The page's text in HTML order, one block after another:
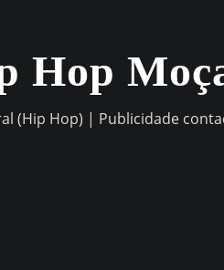
Hop
(Hip Hop) | Publicidade